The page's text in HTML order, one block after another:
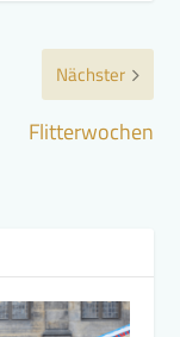
Nächster
Flitterwochen